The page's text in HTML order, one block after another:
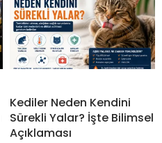
Kediler Neden Kendini
Sürekli Yalar? İşte Bilimsel
Açıklaması